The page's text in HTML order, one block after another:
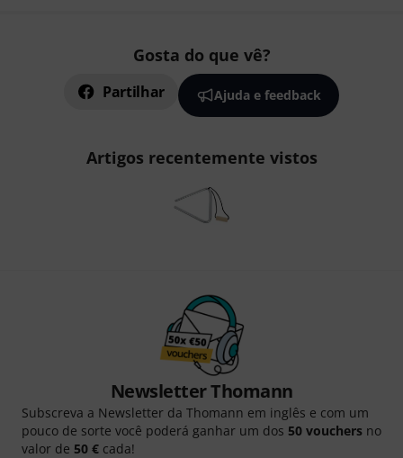
Gosta do que vê?
Partilhar Ajuda e feedback
Artigos recentemente vistos
Newsletter Thomann
Subscreva a Newsletter da Thomann em inglês e com um
pouco de sorte você poderá ganhar um dos 50 vouchers no
valor de 50 € cada!